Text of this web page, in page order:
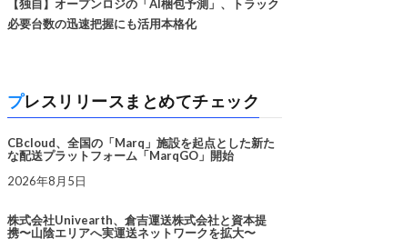
【独自】オープンロジの「AI梱包予測」、トラック
必要台数の迅速把握にも活用本格化
プレスリリースまとめてチェック
CBcloud、全国の「Marq」施設を起点とした新た
な配送プラットフォーム「MarqGO」開始
2026年8月5日
株式会社Univearth、倉吉運送株式会社と資本提
携〜山陰エリアへ実運送ネットワークを拡大〜